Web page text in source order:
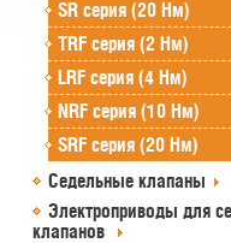
SR серия (20 Нм)
TRF серия (2 Нм)
LRF серия (4 Нм)
NRF серия (10 Нм)
SRF серия (20 Нм)
Седельные клапаны
Электроприводы для
клапанов